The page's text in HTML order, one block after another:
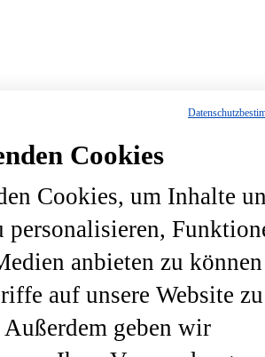
Cookies
Cookies, um Inhalte
personalisieren,
anbieten zu können
auf unsere Website zu
geben wir